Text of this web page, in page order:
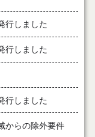
行しました
行しました
行しました
からの除外要件